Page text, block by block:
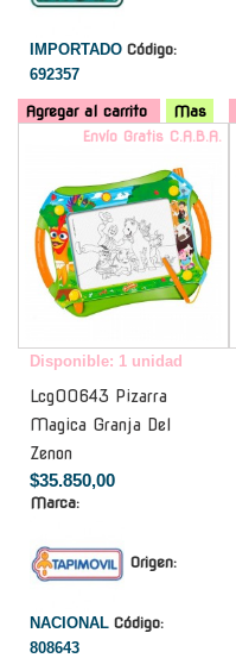
IMPORTADO Código:
692357
Agregar al carrito Mas
Envío Gratis C.A.B.A.
Disponible: 1 unidad
Lcg00643 Pizarra
Magica Granja Del
Zenon
$35.850,00
Marca:
Origen:
NACIONAL Código:
808643